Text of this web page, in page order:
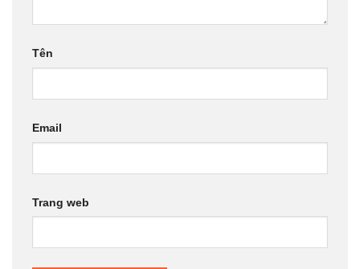
Tên
Email
Trang web